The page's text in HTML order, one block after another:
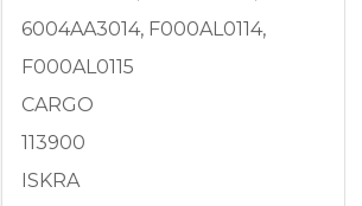
6004AA3014, F000AL0114,
F000AL0115
CARGO
113900
ISKRA